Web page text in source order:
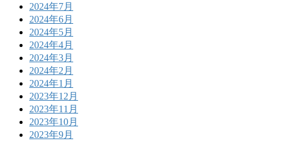
2024年7月
2024年6月
2024年5月
2024年4月
2024年3月
2024年2月
2024年1月
2023年12月
2023年11月
2023年10月
2023年9月